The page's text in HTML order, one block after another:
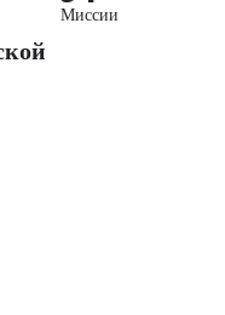
Миссии